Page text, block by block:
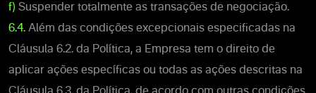
f) Suspender totalmente as transações de negociação.
6.4. Além das condições excepcionais especificadas na
Cláusula 6.2. da Política, a Empresa tem o direito de
aplicar ações específicas ou todas as ações descritas na